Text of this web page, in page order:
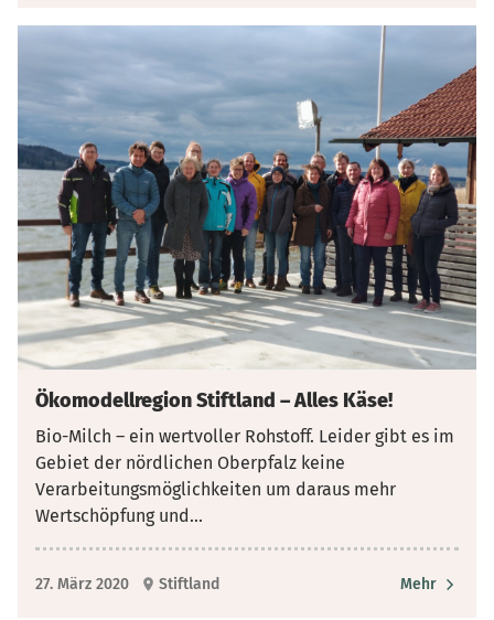
Ökomodellregion Stiftland – Alles Käse!
Bio-Milch – ein wertvoller Rohstoff. Leider gibt es im
Gebiet der nördlichen Oberpfalz keine
Verarbeitungsmöglichkeiten um daraus mehr
Wertschöpfung und...
27. März 2020 Stiftland Mehr